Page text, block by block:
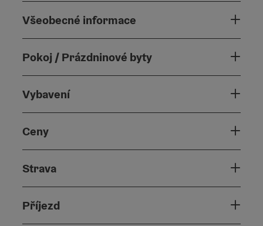
Všeobecné informace
Pokoj / Prázdninové byty
Vybavení
Ceny
Strava
Příjezd